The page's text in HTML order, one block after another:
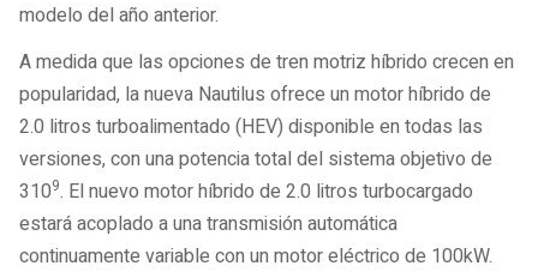
modelo del año anterior.
A medida que las opciones de tren motriz híbrido crecen en
popularidad, la nueva Nautilus ofrece un motor híbrido de
2.0 litros turboalimentado (HEV) disponible en todas las
versiones, con una potencia total del sistema objetivo de
3109. El nuevo motor híbrido de 2.0 litros turbocargado
estará acoplado a una transmisión automática
continuamente variable con un motor eléctrico de 100kW.